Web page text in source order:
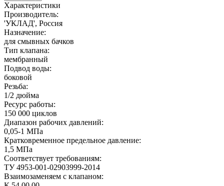
Характеристики
Производитель:
'УКЛАД', Россия
Назначение:
для смывных бачков
Тип клапана:
мембранный
Подвод воды:
боковой
Резьба:
1/2 дюйма
Ресурс работы:
150 000 циклов
Диапазон рабочих давлений:
0,05-1 МПа
Кратковременное предельное давление:
1,5 МПа
Соответствует требованиям:
ТУ 4953-001-02903999-2014
Взаимозаменяем с клапаном: